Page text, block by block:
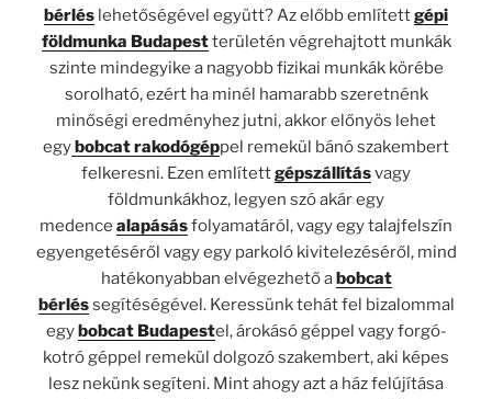
bérlés lehetőségével együtt? Az előbb említettgépi
földmunka Budapestterületén végrehajtott munkák
szinte mindegyike a nagyobb fizikai munkák körébe
sorolható, ezért ha minél hamarabb szeretnénk
minőségi eredményhez jutni, akkor előnyös lehet
egybobcat rakodógéppel remekül bánó szakembert
felkeresni. Ezen említettgépszállításvagy
földmunkákhoz, legyen szó akár egy
medence alapásásfolyamatáról, vagy egy talajfelszín
egyengetéséről vagy egy parkoló kivitelezéséről, mind
hatékonyabban elvégezhető abobcat
bérléssegítéségével. Keressünk tehát fel bizalommal
egybobcat Budapestel, árokásó géppel vagy forgó-
kotró géppel remekül dolgozó szakembert, aki képes
lesz nekünk segíteni. Mint ahogy azt a ház felújítása